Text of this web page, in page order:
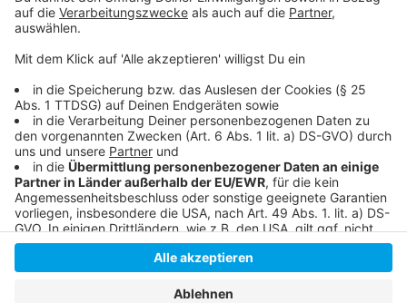
Tour. Alle Termine und Ticketinfosgibt es hier.
Anzeige
Anzeige